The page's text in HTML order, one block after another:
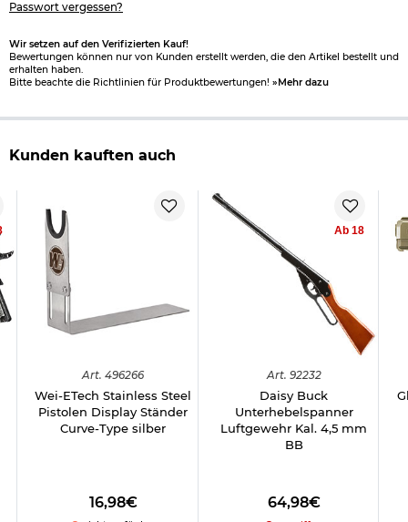
Passwort vergessen?
Wir setzen auf den Verifizierten Kauf!
Bewertungen können nur von Kunden erstellt werden, die den Artikel bestellt und
erhalten haben.
Bitte beachte die Richtlinien für Produktbewertungen! »Mehr dazu
Kunden kauften auch
Art. 496266
Wei-ETech Stainless Steel
Pistolen Display Ständer
Curve-Type silber
16,98€
Ab 18
Art. 92232
Daisy Buck
Unterhebelspanner
Luftgewehr Kal. 4,5 mm
BB
64,98€